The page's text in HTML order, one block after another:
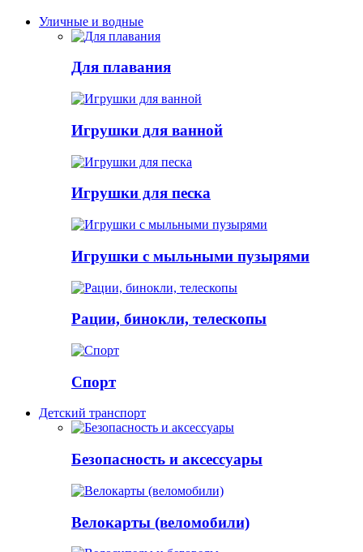
Уличные и водные
Для плавания
Игрушки для ванной
Игрушки для песка
Игрушки с мыльными пузырями
Рации, бинокли, телескопы
Спорт
Детский транспорт
Безопасность и аксессуары
Велокарты (веломобили)